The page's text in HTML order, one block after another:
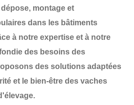
montage et
dans les bâtiments
à notre expertise et à notre
des besoins des
des solutions adaptées
et le bien-être des vaches